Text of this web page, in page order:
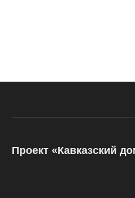
Проект «Кавказский